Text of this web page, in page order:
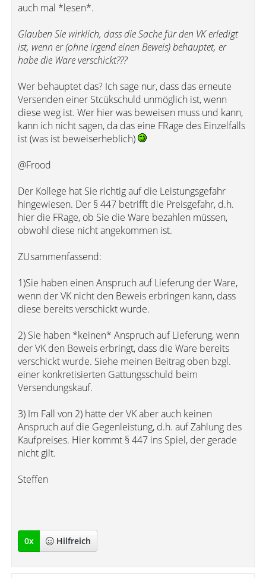
auch mal *lesen*.
Glauben Sie wirklich, dass die Sache für den VK erledigt
ist, wenn er (ohne irgend einen Beweis) behauptet, er
habe die Ware verschickt???
Wer behauptet das? Ich sage nur, dass das erneute
Versenden einer Stcükschuld unmöglich ist, wenn
diese weg ist. Wer hier was beweisen muss und kann,
kann ich nicht sagen, da das eine FRage des Einzelfalls
ist (was ist beweiserheblich)
@Frood
Der Kollege hat Sie richtig auf die Leistungsgefahr
hingewiesen. Der § 447 betrifft die Preisgefahr, d.h.
hier die FRage, ob Sie die Ware bezahlen müssen,
obwohl diese nicht angekommen ist.
ZUsammenfassend:
1)Sie haben einen Anspruch auf Lieferung der Ware,
wenn der VK nicht den Beweis erbringen kann, dass
diese bereits verschickt wurde.
2) Sie haben *keinen* Anspruch auf Lieferung, wenn
der VK den Beweis erbringt, dass die Ware bereits
verschickt wurde. Siehe meinen Beitrag oben bzgl.
einer konkretisierten Gattungsschuld beim
Versendungskauf.
3) Im Fall von 2) hätte der VK aber auch keinen
Anspruch auf die Gegenleistung, d.h. auf Zahlung des
Kaufpreises. Hier kommt § 447 ins Spiel, der gerade
nicht gilt.
Steffen
0x Hilfreich